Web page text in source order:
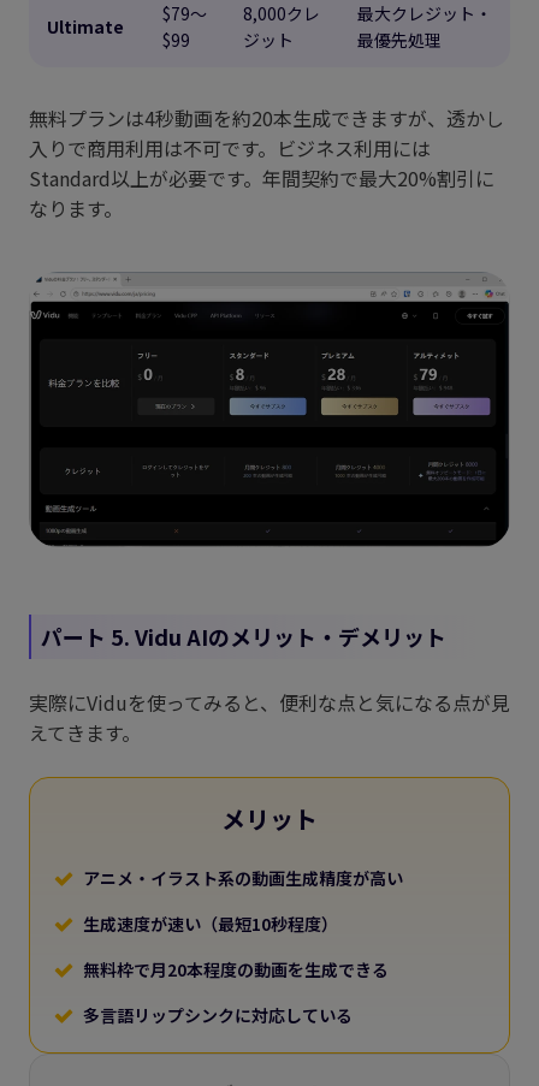
Ultimate
$79〜
$99
8,000クレ
ジット
最大クレジット・
最優先処理
無料プランは4秒動画を約20本生成できますが、透かし
入りで商用利用は不可です。ビジネス利用には
Standard以上が必要です。年間契約で最大20%割引に
なります。
パート 5. Vidu AIのメリット・デメリット
実際にViduを使ってみると、便利な点と気になる点が見
えてきます。
メリット
アニメ・イラスト系の動画生成精度が高い
生成速度が速い（最短10秒程度）
無料枠で月20本程度の動画を生成できる
多言語リップシンクに対応している